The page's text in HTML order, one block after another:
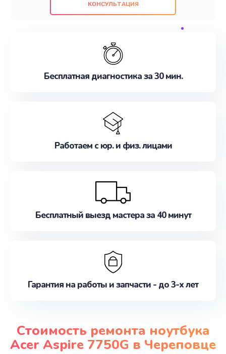
проведенных работ. Наша цель - предоставить
обслуживание, удовлетворяя их потребности
наилучшим образом. Не медлите записаться на
КОНСУЛЬТАЦИЯ
Бесплатная диагностика за 30 мин.
Работаем с юр. и физ. лицами
Бесплатный выезд мастера за 40 минут
Гарантия на работы и запчасти - до 3-х лет
Стоимость ремонта ноутбука
Acer Aspire 7750G в Череповце